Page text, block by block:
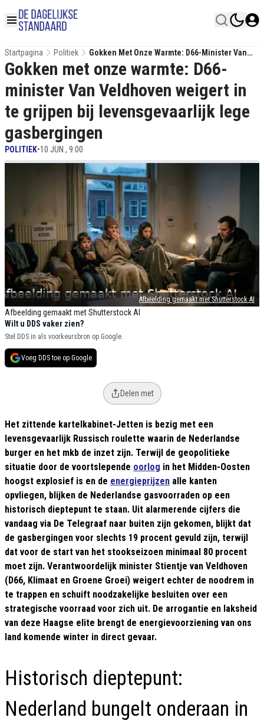
Startpagina Politiek
Gokken Met Onze Warmte: D66-Minister Van
Veldhoven Weigert In Te Grijpen Bij
Levensgevaarlijk Lege Gasbergingen
Afbeelding gemaakt met Shutterstock AI
Afbeelding gemaakt met Shutterstock AI
Gokken met onze warmte: D66-
minister Van Veldhoven weigert in
te grijpen bij levensgevaarlijk lege
gasbergingen
POLITIEK•10 JUN , 9:00
Wilt u DDS vaker zien?
Stel DDS in als voorkeursbron op Google.
Voeg DDS toe op Google
Delen met
Het zittende kartelkabinet-Jetten is bezig met een
levensgevaarlijk Russisch roulette waarin de Nederlandse
burger en het mkb de inzet zijn. Terwijl de geopolitieke
situatie door de voortslepende oorlog in het Midden-Oosten
hoogst explosief is en de energieprijzen alle kanten
opvliegen, blijken de Nederlandse gasvoorraden op een
historisch dieptepunt te staan. Uit alarmerende cijfers die
vandaag via De Telegraaf naar buiten zijn gekomen, blijkt dat
de gasbergingen voor slechts 19 procent gevuld zijn, terwijl
dat voor de start van het stookseizoen minimaal 80 procent
moet zijn. Verantwoordelijk minister Stientje van Veldhoven
(D66, Klimaat en Groene Groei) weigert echter de noodrem in
te trappen en schuift noodzakelijke besluiten over een
strategische voorraad voor zich uit. De arrogantie en laksheid
van deze Haagse elite brengt de energievoorziening van ons
land komende winter in direct gevaar.
Historisch dieptepunt:
Nederland bungelt onderaan in